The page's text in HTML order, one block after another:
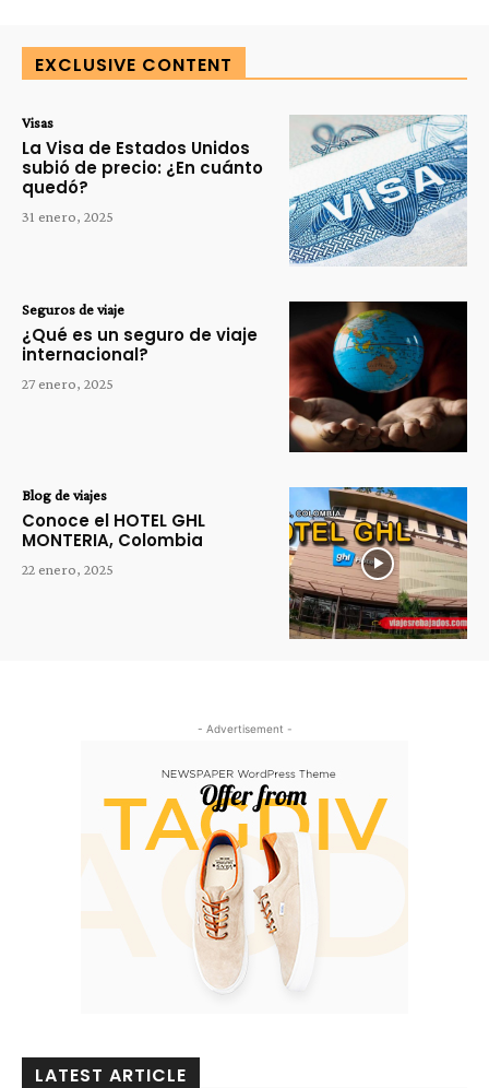
EXCLUSIVE CONTENT
Visas
La Visa de Estados Unidos
subió de precio: ¿En cuánto
quedó?
31 enero, 2025
Seguros de viaje
¿Qué es un seguro de viaje
internacional?
27 enero, 2025
Blog de viajes
Conoce el HOTEL GHL
MONTERIA, Colombia
22 enero, 2025
- Advertisement -
LATEST ARTICLE